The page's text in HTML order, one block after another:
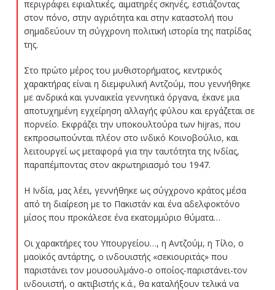
περιγράφει εφιαλτικές, αιματηρές σκηνές, εστιάζοντας
στον πόνο, στην αγριότητα και στην καταστολή που
σημαδεύουν τη σύγχρονη πολιτική ιστορία της πατρίδας
της.
Στο πρώτο μέρος του μυθιστορήματος, κεντρικός
χαρακτήρας είναι η διεμφυλική Αντζούμ, που γεννήθηκε
με ανδρικά και γυναικεία γεννητικά όργανα, έκανε μια
αποτυχημένη εγχείρηση αλλαγής φύλου και εργάζεται σε
πορνείο. Εκφράζει την υποκουλτούρα των hijras, που
εκπροσωπούνται πλέον στο ινδικό Κοινοβούλιο, και
λειτουργεί ως μεταφορά για την ταυτότητα της Ινδίας,
παραπέμποντας στον ακρωτηριασμό του 1947.
Η Ινδία, μας λέει, γεννήθηκε ως σύγχρονο κράτος μέσα
από τη διαίρεση με το Πακιστάν και ένα αδελφοκτόνο
μίσος που προκάλεσε ένα εκατομμύριο θύματα…
Οι χαρακτήρες του Υπουργείου…, η Αντζούμ, η Τίλο, ο
μαοϊκός αντάρτης, ο ινδουιστής «σεκιουριτάς» που
παριστάνει τον μουσουλμάνο-ο οποίος-παριστάνει-τον
ινδουιστή, ο ακτιβιστής κ.ά., θα καταλήξουν τελικά να